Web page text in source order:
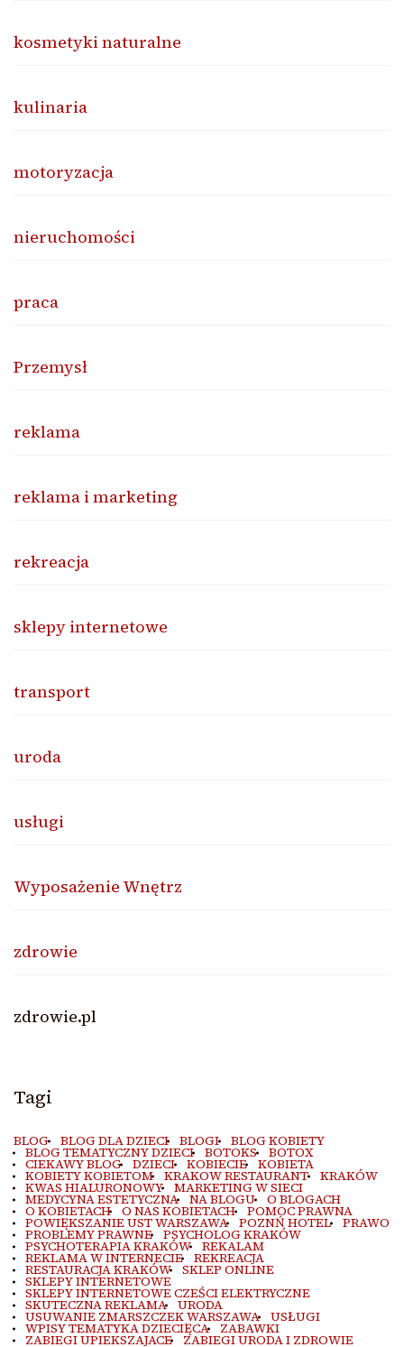
kosmetyki naturalne
kulinaria
motoryzacja
nieruchomości
praca
Przemysł
reklama
reklama i marketing
rekreacja
sklepy internetowe
transport
uroda
usługi
Wyposażenie Wnętrz
zdrowie
zdrowie.pl
Tagi
BLOG BLOG DLA DZIECI BLOGI BLOG KOBIETY
BLOG TEMATYCZNY DZIECI BOTOKS BOTOX
CIEKAWY BLOG DZIECI KOBIECIE KOBIETA
KOBIETY KOBIETOM KRAKOW RESTAURANT KRAKÓW
KWAS HIALURONOWY MARKETING W SIECI
MEDYCYNA ESTETYCZNA NA BLOGU O BLOGACH
O KOBIETACH O NAS KOBIETACH POMOC PRAWNA
POWIĘKSZANIE UST WARSZAWA POZNŃ HOTEL PRAWO
PROBLEMY PRAWNE PSYCHOLOG KRAKÓW
PSYCHOTERAPIA KRAKÓW REKALAM
REKLAMA W INTERNECIE REKREACJA
RESTAURACJA KRAKÓW SKLEP ONLINE
SKLEPY INTERNETOWE
SKLEPY INTERNETOWE CZEŚCI ELEKTRYCZNE
SKUTECZNA REKLAMA URODA
USUWANIE ZMARSZCZEK WARSZAWA USŁUGI
WPISY TEMATYKA DZIECIĘCA ZABAWKI
ZABIEGI UPIEKSZAJACE ZABIEGI URODA I ZDROWIE